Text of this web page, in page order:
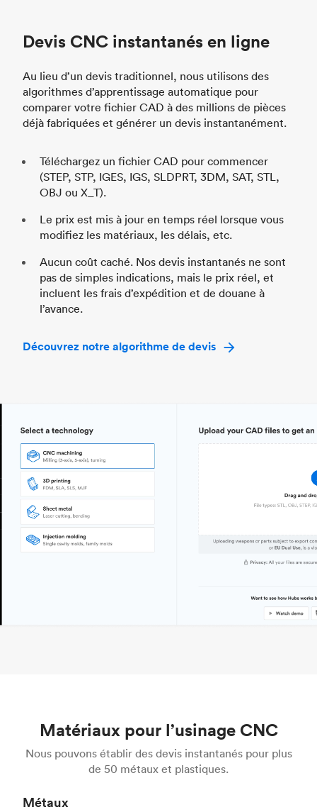
Devis CNC instantanés en ligne
Au lieu d’un devis traditionnel, nous utilisons des
algorithmes d’apprentissage automatique pour
comparer votre fichier CAD à des millions de pièces
déjà fabriquées et générer un devis instantanément.
Téléchargez un fichier CAD pour commencer
(STEP, STP, IGES, IGS, SLDPRT, 3DM, SAT, STL,
OBJ ou X_T).
Le prix est mis à jour en temps réel lorsque vous
modifiez les matériaux, les délais, etc.
Aucun coût caché. Nos devis instantanés ne sont
pas de simples indications, mais le prix réel, et
incluent les frais d’expédition et de douane à
l’avance.
Découvrez notre algorithme de devis
Matériaux pour l’usinage CNC
Nous pouvons établir des devis instantanés pour plus
de 50 métaux et plastiques.
Métaux